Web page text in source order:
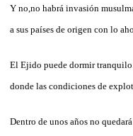
Y no,no habrá invasión
a sus países de origen con lo
El Ejido puede dormir
donde las condiciones de
Dentro de unos años no